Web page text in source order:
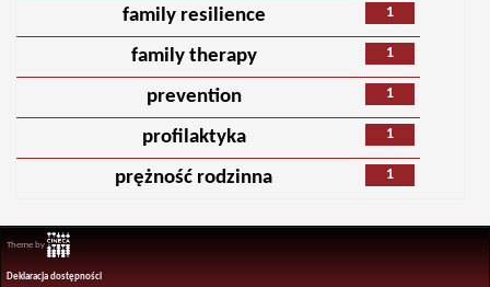
1
family resilience
1
family therapy
1
prevention
1
profilaktyka
1
prężność rodzinna
Theme by
Deklaracja dostępności